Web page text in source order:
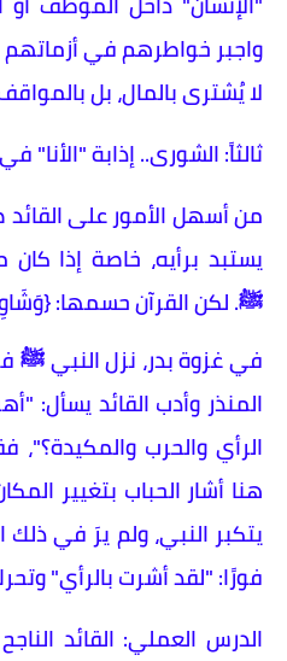
واجبر خواطرهم في أزماتهم
لا يُشترى بالمال، بل
​ثالثاً: الشورى.. إذابة "الأنا"
​من أسهل الأمور على القائد
يستبد برأيه، خاصة إذا
ﷺ. لكن القرآن حسمها:
​في غزوة بدر، نزل النبي ﷺ
المنذر وأدب القائد يسأل:
الرأي والحرب والمكيدة؟"،
هنا أشار الحباب بتغيير
يتكبر النبي، ولم يرَ في
فورًا: "لقد أشرت بالرأي"
​الدرس العملي: القائد